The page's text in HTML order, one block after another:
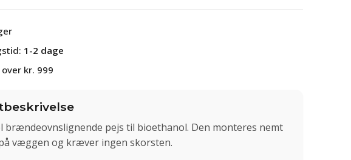
1-2 dage
kr. 999
brændeovnslignende pejs til bioethanol. Den monteres nemt
væggen og kræver ingen skorsten.